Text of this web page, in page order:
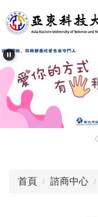
到
主
內
容
區
首頁 諮商中心